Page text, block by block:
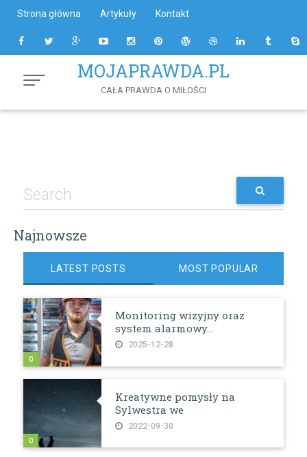
Content
Strona główna Artykuły Kontakt
MOJAPRAWDA.PL
CAŁA PRAWDA O MIŁOŚCI
Najnowsze
LATEST POSTS MOST POPULAR
Monitoring wizyjny oraz
system alarmowy...
2025-12-28
0
Kreatywne pomysły na
Sylwestra we
2022-09-30
0